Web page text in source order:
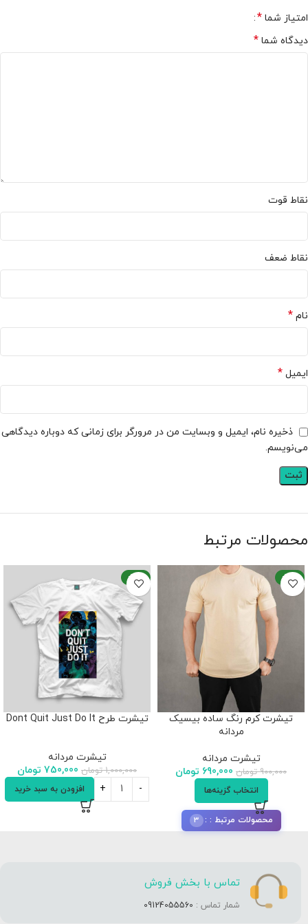
امتیاز شما *
دیدگاه شما *
نقاط قوت
نقاط ضعف
نام *
ایمیل *
ذخیره نام، ایمیل و وبسایت من در مرورگر برای زمانی که دوباره دیدگاهی
می‌نویسم.
محصولات مرتبط
-23%
تیشرت کرم رنگ ساده بیسیک
مردانه
تیشرت مردانه
900,000 تومان 690,000 تومان
انتخاب گزینه‌ها
محصولات مرتبط : 3
-25%
تیشرت طرح Dont Quit Just Do It
تیشرت مردانه
1,000,000 تومان 750,000 تومان
افزودن به سبد خرید
تماس با بخش فروش
شمار تماس : 09124055560